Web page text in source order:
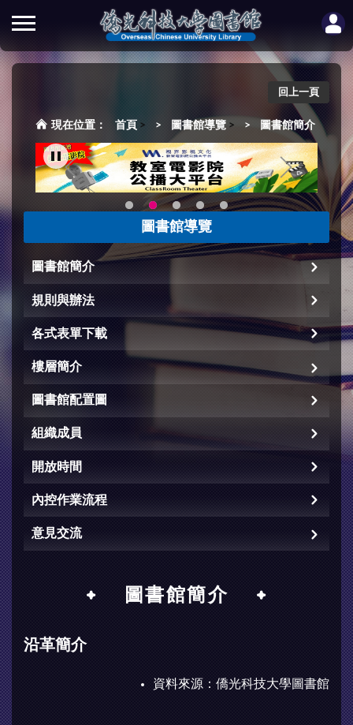
回上一頁
首頁 > 圖書館導覽 > 圖書館簡介
圖書館導覽
圖書館簡介
規則與辦法
各式表單下載
樓層簡介
圖書館配置圖
組織成員
開放時間
內控作業流程
意見交流
圖書館簡介
沿革簡介
資料來源： 僑光科技大學圖書館